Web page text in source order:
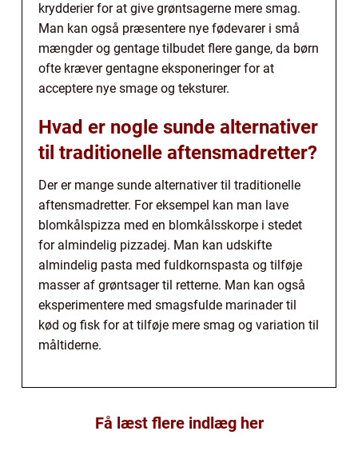
krydderier for at give grøntsagerne mere smag.
Man kan også præsentere nye fødevarer i små
mængder og gentage tilbudet flere gange, da børn
ofte kræver gentagne eksponeringer for at
acceptere nye smage og teksturer.
Hvad er nogle sunde alternativer
til traditionelle aftensmadretter?
Der er mange sunde alternativer til traditionelle
aftensmadretter. For eksempel kan man lave
blomkålspizza med en blomkålsskorpe i stedet
for almindelig pizzadej. Man kan udskifte
almindelig pasta med fuldkornspasta og tilføje
masser af grøntsager til retterne. Man kan også
eksperimentere med smagsfulde marinader til
kød og fisk for at tilføje mere smag og variation til
måltiderne.
Få læst flere indlæg her